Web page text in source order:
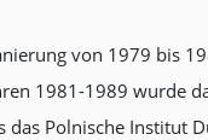
von 1979 bis
1981-1989 wurde
Polnische Institut